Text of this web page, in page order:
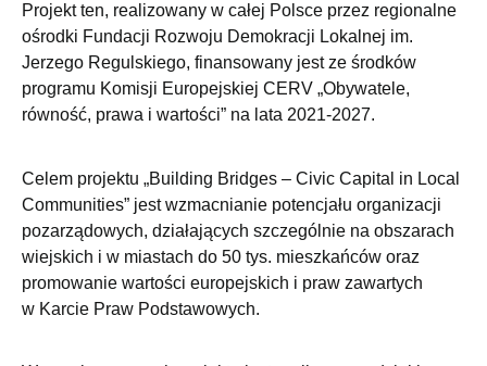
Projekt ten, realizowany w całej Polsce przez regionalne
ośrodki Fundacji Rozwoju Demokracji Lokalnej im.
Jerzego Regulskiego, finansowany jest ze środków
programu Komisji Europejskiej CERV „Obywatele,
równość, prawa i wartości” na lata 2021-2027.
Celem projektu „Building Bridges – Civic Capital in Local
Communities” jest wzmacnianie potencjału organizacji
pozarządowych, działających szczególnie na obszarach
wiejskich i w miastach do 50 tys. mieszkańców oraz
promowanie wartości europejskich i praw zawartych
w Karcie Praw Podstawowych.